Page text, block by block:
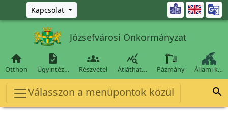
Ugrás a fő tartalomra
Kapcsolat 
Józsefvárosi Önkormányzat

Otthon

Ügyintéz…

Részvétel

Átláthat… Pázmány Állami k…
Válasszon a menüpontok közül 